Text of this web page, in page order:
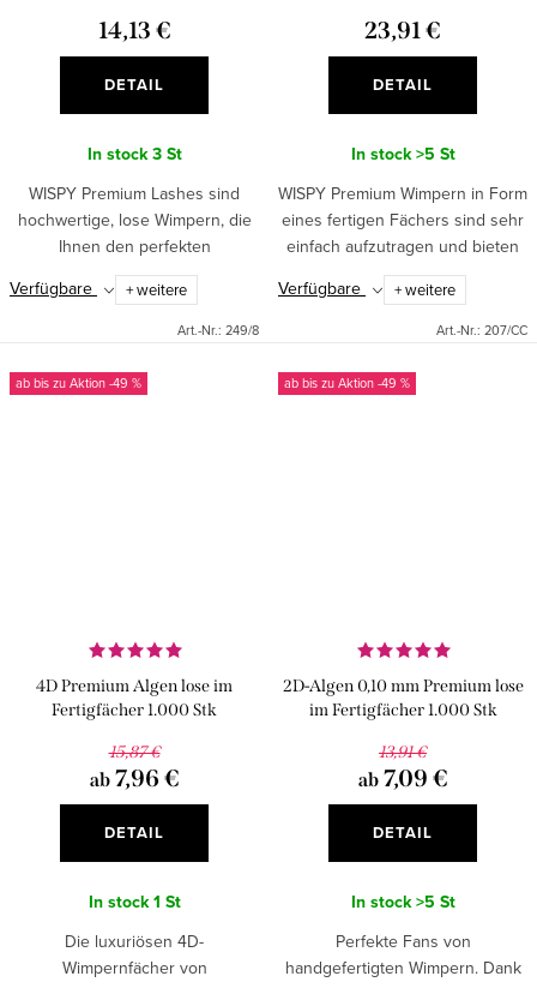
14,13 €
DETAIL
In stock3 St
WISPY Premium Lashes sind
hochwertige, lose Wimpern, die
Ihnen den perfekten
Augenaufschlag verleihen.
Handgefertigte Wimpern mit
dünnen Gelenken, die einen
Verfügbare + weitere
Art.-Nr.: 249/8
23,91 €
DETAIL
In stock>5 St
WISPY Premium Wimpern in Form
eines fertigen Fächers sind sehr
einfach aufzutragen und bieten
einen lang anhaltenden Effekt.
Sie verleihen Ihren Augen einen
dramatischen und...
Verfügbare + weitere
Art.-Nr.: 207/CC
ab bis zu -49 %
4D Premium Algen lose im
Fertigfächer 1.000 Stk
15,87 €
ab7,96 €
DETAIL
In stock1 St
Die luxuriösen 4D-
Wimpernfächer von
ab bis zu -49 %
2D-Algen 0,10 mm Premium lose
im Fertigfächer 1.000 Stk
13,91 €
ab7,09 €
DETAIL
In stock>5 St
Perfekte Fans von
handgefertigten Wimpern. Dank